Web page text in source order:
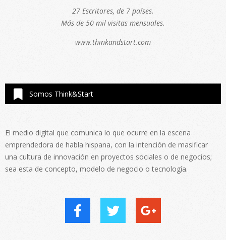
27 Escritores, de 7 países.
Más de 50 mil visitas mensuales.
www.thinkandstart.com
Somos Think&Start
El medio digital que comunica lo que ocurre en la escena
emprendedora de habla hispana, con la intención de masificar
una cultura de innovación en proyectos sociales o de negocios;
sea esta de concepto, modelo de negocio o tecnología.